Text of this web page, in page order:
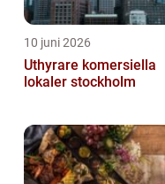
10 juni 2026
Uthyrare komersiella
lokaler stockholm